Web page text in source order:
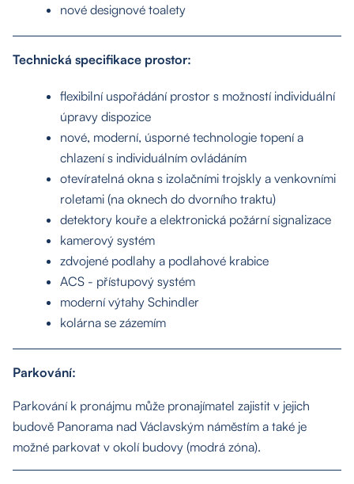
O nás
Nemovitosti
nové designové toalety
Technická specifikace prostor:
flexibilní uspořádání prostor s možností individuální
úpravy dispozice
nové, moderní, úsporné technologie topení a
chlazení s individuálním ovládáním
otevíratelná okna s izolačními trojskly a venkovními
roletami (na oknech do dvorního traktu)
detektory kouře a elektronická požární signalizace
kamerový systém
zdvojené podlahy a podlahové krabice
ACS - přístupový systém
moderní výtahy Schindler
kolárna se zázemím
Parkování:
Parkování k pronájmu může pronajímatel zajistit v jejich
budově Panorama nad Václavským náměstím a také je
možné parkovat v okolí budovy (modrá zóna).